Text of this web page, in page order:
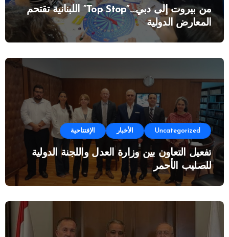
من بيروت إلى دبي…”Top Stop” اللبنانية تقتحم
المعارض الدولية
Uncategorized الأخبار الإفتتاحية
تفعيل التعاون بين وزارة العدل واللجنة الدولية
للصليب الأحمر